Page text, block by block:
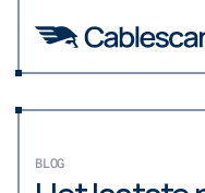
BLOG